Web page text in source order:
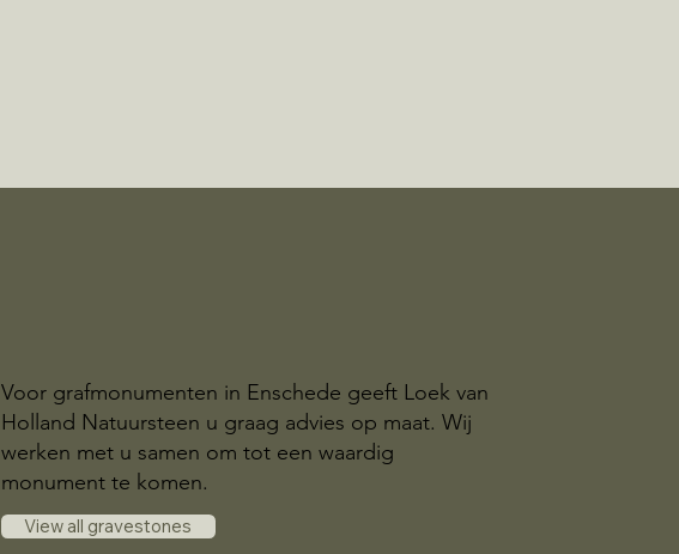
Voor grafmonumenten in Enschede geeft Loek van
Holland Natuursteen u graag advies op maat. Wij
werken met u samen om tot een waardig
monument te komen.
View all gravestones